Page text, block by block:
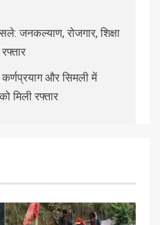
जनकल्याण, रोजगार, शिक्षा
कर्णप्रयाग और सिमली में
मिली रफ्तार